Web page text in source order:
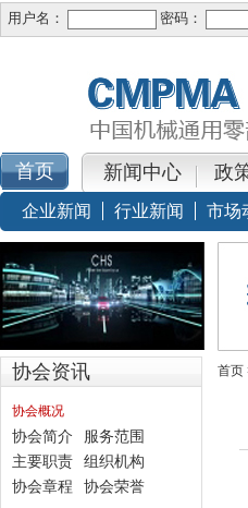
用户名： 密码：
新闻中心 政
企业新闻 行业新闻 市场
协会资讯
协会概况
协会简介
服务范围
主要职责
组织机构
协会章程
协会荣誉
首页